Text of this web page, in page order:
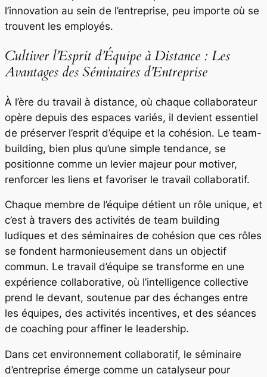
l’innovation au sein de l’entreprise, peu importe où se
trouvent les employés.
Cultiver l’Esprit d’Équipe à Distance : Les
Avantages des Séminaires d’Entreprise
À l’ère du travail à distance, où chaque collaborateur
opère depuis des espaces variés, il devient essentiel
de préserver l’esprit d’équipe et la cohésion. Le team-
building, bien plus qu’une simple tendance, se
positionne comme un levier majeur pour motiver,
renforcer les liens et favoriser le travail collaboratif.
Chaque membre de l’équipe détient un rôle unique, et
c’est à travers des activités de team building
ludiques et des séminaires de cohésion que ces rôles
se fondent harmonieusement dans un objectif
commun. Le travail d’équipe se transforme en une
expérience collaborative, où l’intelligence collective
prend le devant, soutenue par des échanges entre
les équipes, des activités incentives, et des séances
de coaching pour affiner le leadership.
Dans cet environnement collaboratif, le séminaire
d’entreprise émerge comme un catalyseur pour